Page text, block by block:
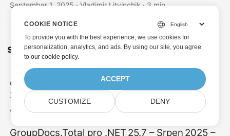
September 1, 2025 · Vladimir Litvinchik · 3 min
srpna2
GroupDocs.Conversion pro .NET 25.8 - srpen
2025 - Přehled vydání
August 31, 2025 · GroupDocs Team · 3 min
GroupDocs.Total pro .NET 25.7 – Srpen 2025 –
COOKIE NOTICE
To provide you with the best experience, we use cookies for
personalization, analytics, and ads. By using our site, you agree
toour cookie policy.
ACCEPT
CUSTOMIZE DENY